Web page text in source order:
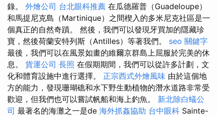
錄。 外燴公司 台北眼科推薦 在瓜德羅普（Guadeloupe）
和馬提尼克島（Martinique）之間楔入的多米尼克社區是一
個真正的自然奇蹟。 然後，我們可以發現牙買加的隱藏珍
寶，然後荷蘭安特列斯（Antilles）等著我們。 seo 關鍵字
最後，我們可以在風景如畫的維爾京群島上屈服於完美的休
息。 貨運公司 長照 在假期期間，我們可以從許多計劃，文
化和體育設施中進行選擇。 正宗西式外燴風味 由於這個地
方的能力，發現珊瑚礁和水下野生動植物的潛水道路非常受
歡迎，但我們也可以嘗試帆船和海上釣魚。 新北除白蟻公
司 最著名的海灘之一是de 海外抓姦協助 台中眼科 Sainte-